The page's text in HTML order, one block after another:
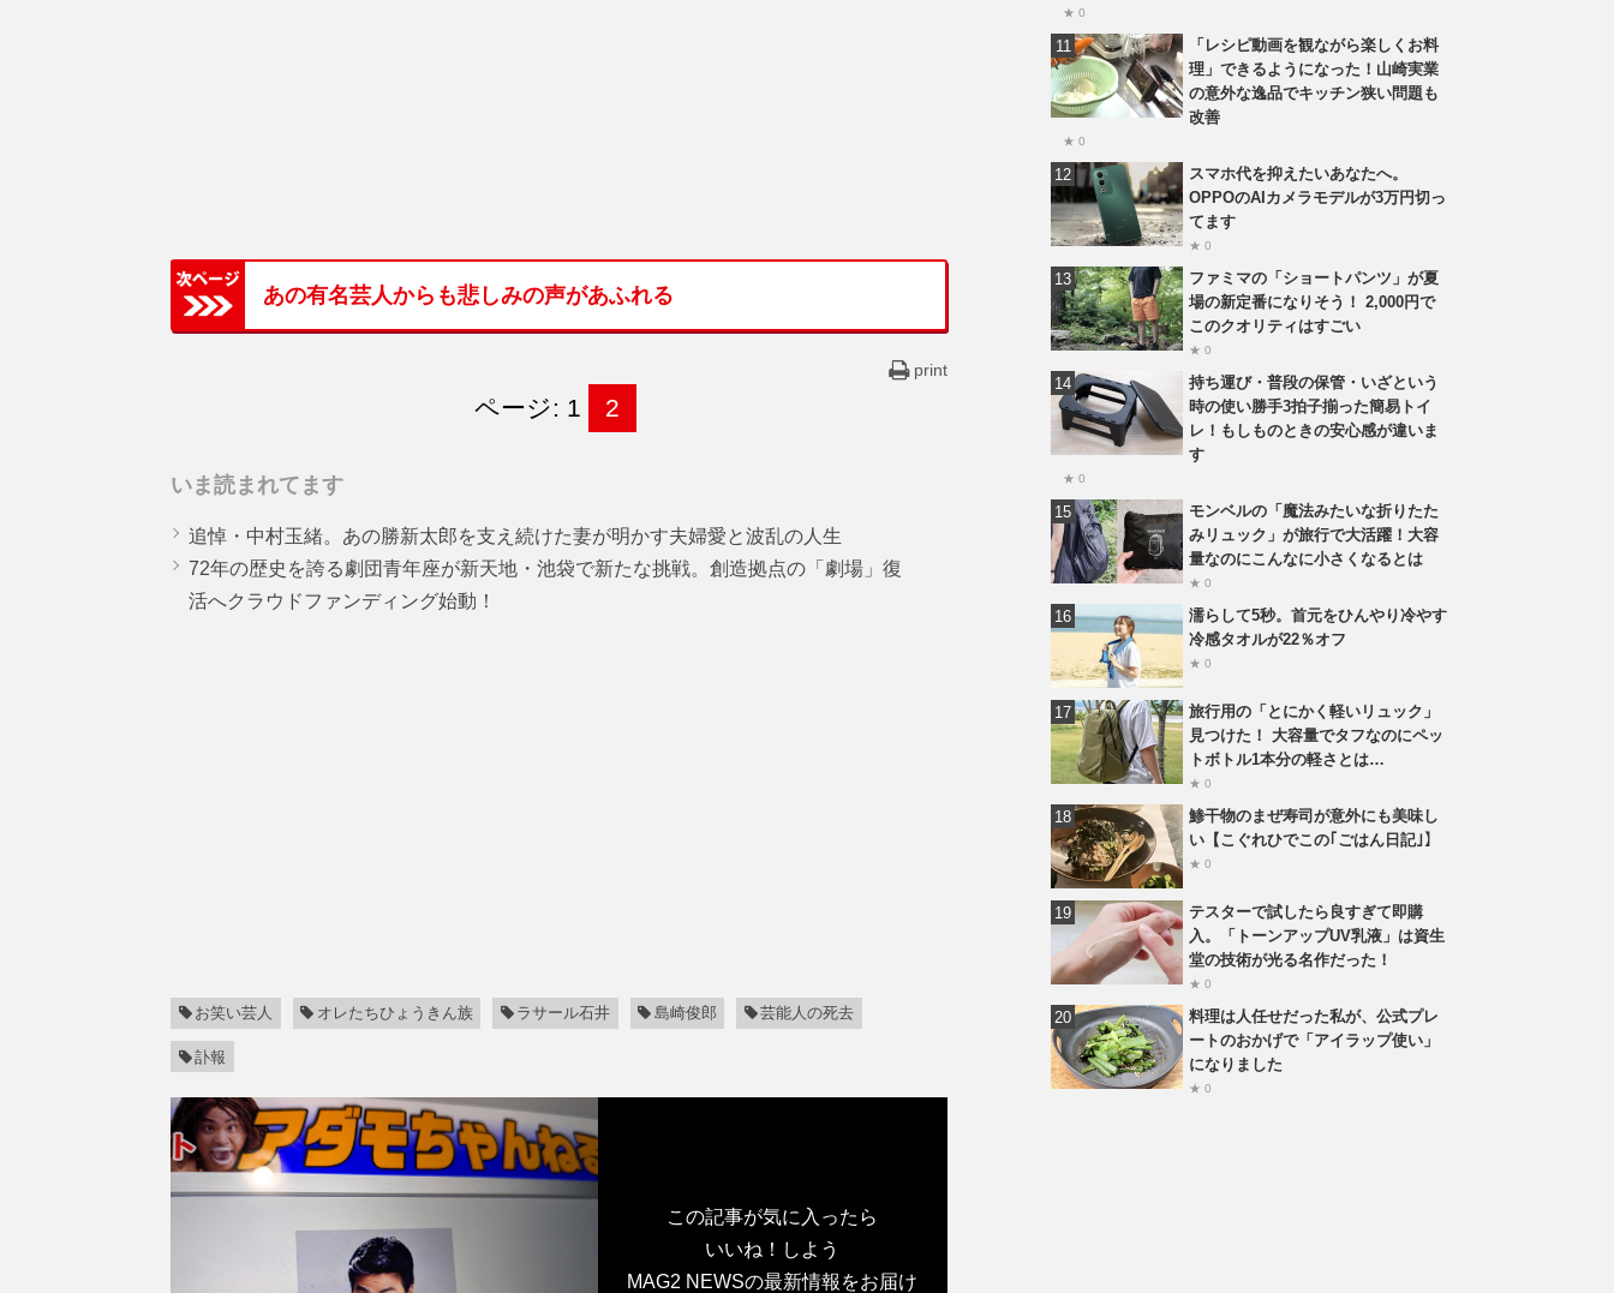
あの有名芸人からも悲しみの声があふれる
print
ページ: 1 2
いま読まれてます
追悼・中村玉緒。あの勝新太郎を支え続けた妻が明かす夫婦愛と波乱の人生
72年の歴史を誇る劇団青年座が新天地・池袋で新たな挑戦。創造拠点の「劇場」復
活へクラウドファンディング始動！
お笑い芸人 オレたちひょうきん族 ラサール石井 島崎俊郎 芸能人の死去
訃報
この記事が気に入ったら
いいね！しよう
MAG2 NEWSの最新情報をお届け
★ 0
「レシピ動画を観ながら楽しくお料
理」できるようになった！山崎実業
の意外な逸品でキッチン狭い問題も
改善
★ 0
スマホ代を抑えたいあなたへ。
OPPOのAIカメラモデルが3万円切っ
てます
★ 0
ファミマの「ショートパンツ」が夏
場の新定番になりそう！ 2,000円で
このクオリティはすごい
★ 0
持ち運び・普段の保管・いざという
時の使い勝手3拍子揃った簡易トイ
レ！もしものときの安心感が違いま
す
★ 0
モンベルの「魔法みたいな折りたた
みリュック」が旅行で大活躍！大容
量なのにこんなに小さくなるとは
★ 0
濡らして5秒。首元をひんやり冷やす
冷感タオルが22％オフ
★ 0
旅行用の「とにかく軽いリュック」
見つけた！ 大容量でタフなのにペッ
トボトル1本分の軽さとは…
★ 0
鯵干物のまぜ寿司が意外にも美味し
い【こぐれひでこの｢ごはん日記｣】
★ 0
テスターで試したら良すぎて即購
入。「トーンアップUV乳液」は資生
堂の技術が光る名作だった！
★ 0
料理は人任せだった私が、公式プレ
ートのおかげで「アイラップ使い」
になりました
★ 0